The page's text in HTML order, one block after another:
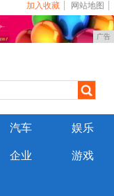
加入收藏 网站地图
广告
汽车 娱乐
企业 游戏